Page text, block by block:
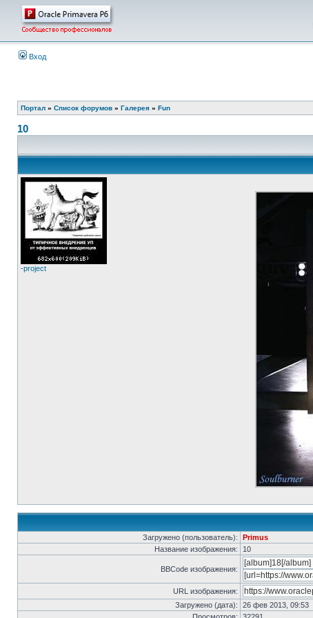
Вход
Портал » Список форумов » Галерея » Fun
10
-project
Загружено (пользователь):
Primus
Название изображения:
10
BBCode изображения:
URL изображения:
Загружено (дата):
26 фев 2013, 09:53